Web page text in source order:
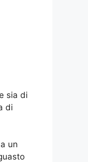
sia di
di
un